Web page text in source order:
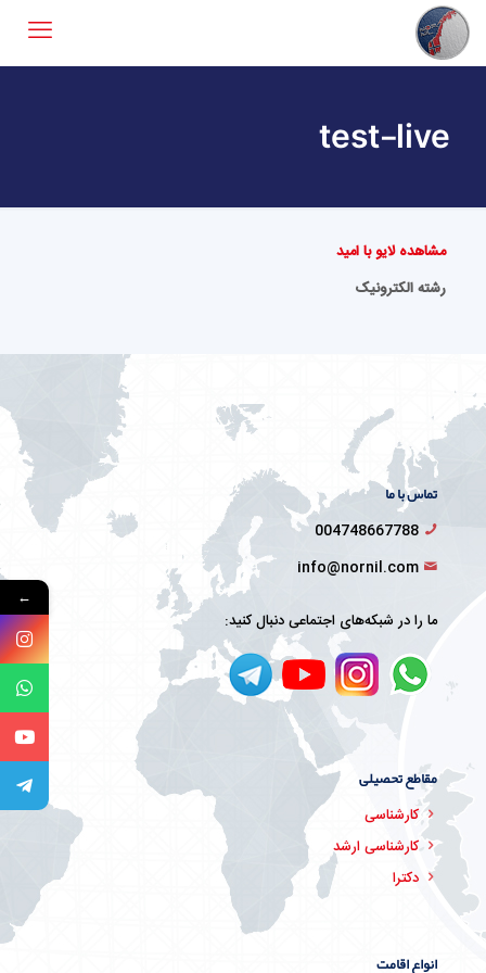
test-live
مشاهده لایو با امید
رشته الکترونیک
تماس با ما
ما را در شبکه‌های اجتماعی دنبال کنید:
مقاطع تحصیلی
کارشناسی
کارشناسی ارشد
دکترا
انواع اقامت
←